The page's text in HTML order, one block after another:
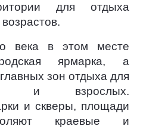
для отдыха
века в этом месте
ярмарка, а
зон отдыха для
и взрослых.
и скверы, площади
краевые и